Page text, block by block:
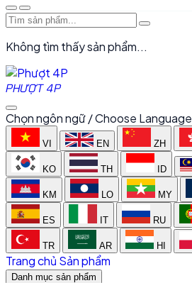
Không tìm thấy sản phẩm...
PHƯỢT 4P
Chọn ngôn ngữ / Choose Language
VI EN ZH
KO TH ID
KM LO MY
ES IT RU
TR AR HI
Trang chủ Sản phẩm
Danh mục sản phẩm